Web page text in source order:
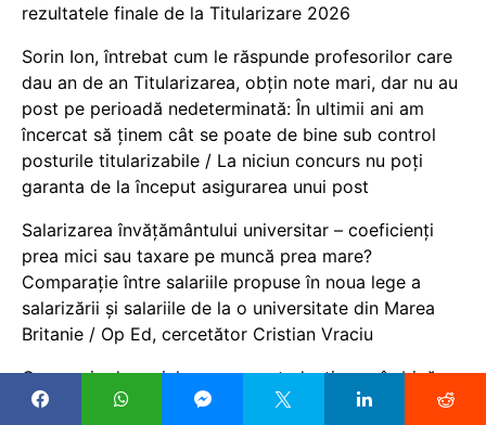
rezultatele finale de la Titularizare 2026
Sorin Ion, întrebat cum le răspunde profesorilor care
dau an de an Titularizarea, obțin note mari, dar nu au
post pe perioadă nedeterminată: În ultimii ani am
încercat să ținem cât se poate de bine sub control
posturile titularizabile / La niciun concurs nu poți
garanta de la început asigurarea unui post
Salarizarea învățământului universitar – coeficienți
prea mici sau taxare pe muncă prea mare?
Comparație între salariile propuse în noua lege a
salarizării și salariile de la o universitate din Marea
Britanie / Op Ed, cercetător Cristian Vraciu
Campania de reciclare a unor studenți care îmbină
educația și creativitatea este pusă în practică la